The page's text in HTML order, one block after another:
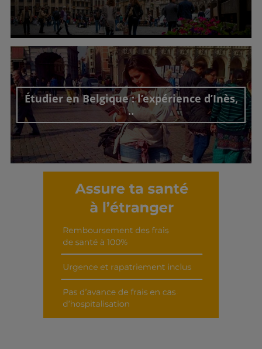
Découvrir cet interview
Étudier en Belgique : l’expérience d’Inès,
..
Découvrir cet interview